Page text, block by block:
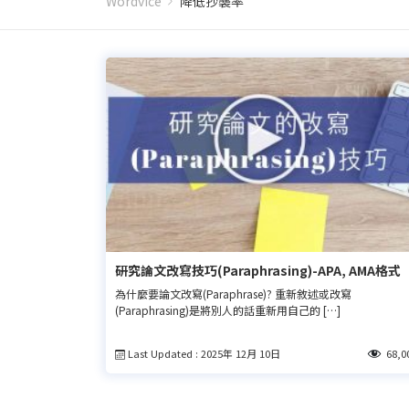
研究論文改寫技巧(Paraphrasing)-APA, AMA格式
為什麼要論文改寫(Paraphrase)? 重新敘述或改寫
(Paraphrasing)是將別人的話重新用自己的 […]
Last Updated : 2025年 12月 10日